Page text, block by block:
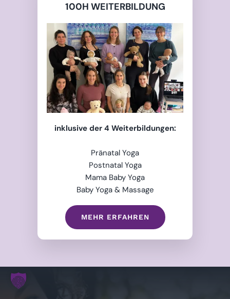
100H WEITERBILDUNG
inklusive der 4 Weiterbildungen:
Pränatal Yoga
Postnatal Yoga
Mama Baby Yoga
Baby Yoga & Massage
MEHR ERFAHREN